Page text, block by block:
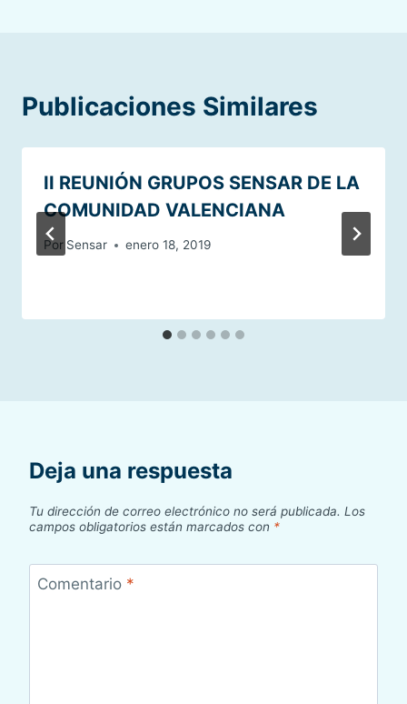
Publicaciones Similares
II REUNIÓN GRUPOS SENSAR DE LA
COMUNIDAD VALENCIANA
Por Sensar enero 18, 2019
Deja una respuesta
Tu dirección de correo electrónico no será publicada. Los
campos obligatorios están marcados con *
Comentario *